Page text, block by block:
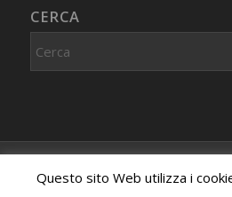
CERCA
- Associazione riconosciuta, iscritta al
Questo sito Web utilizza i